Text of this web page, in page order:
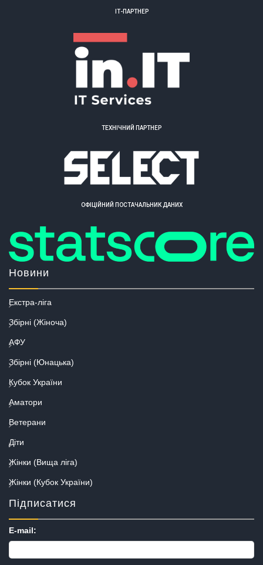
ІТ-ПАРТНЕР
ТЕХНІЧНИЙ ПАРТНЕР
ОФІЦІЙНИЙ ПОСТАЧАЛЬНИК ДАНИХ
Новини
Екстра-ліга
Збірні (Жіноча)
АФУ
Збірні (Юнацька)
Кубок України
Аматори
Ветерани
Діти
Жінки (Вища ліга)
Жінки (Кубок України)
Підписатися
E-mail: